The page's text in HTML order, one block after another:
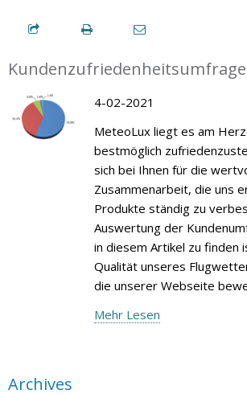
Kundenzufriedenheitsumfrage
4-02-2021
MeteoLux liegt es am
bestmöglich
sich bei Ihnen für die
Zusammenarbeit, die uns
Produkte ständig zu
Auswertung der
in diesem Artikel zu finden
Qualität unseres
die unserer Webseite
Mehr Lesen
Archives